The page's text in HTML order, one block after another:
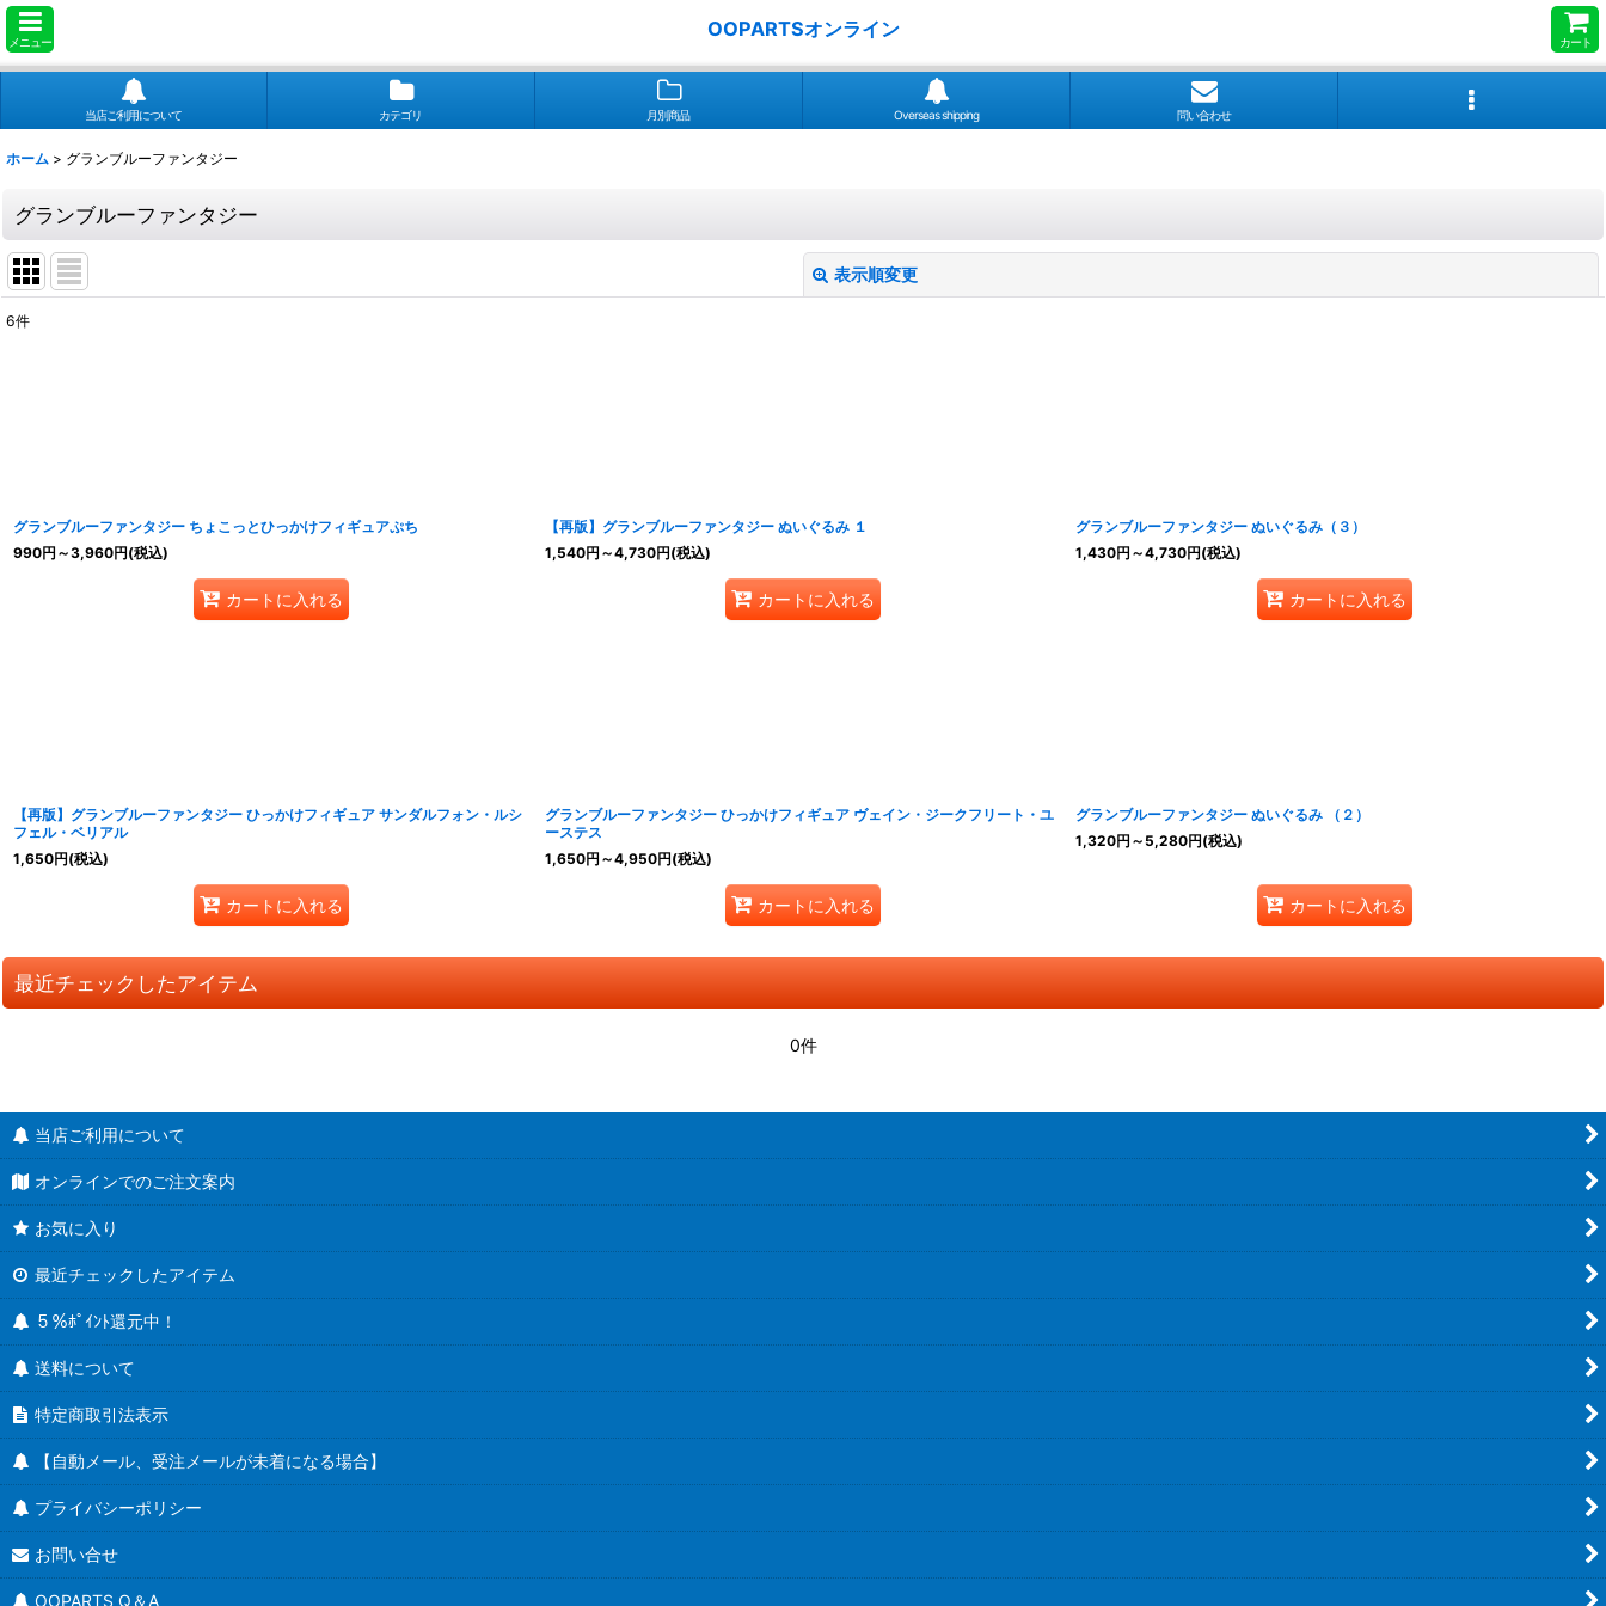
メニュー
OOPARTSオンライン
カート
当店ご利用について カテゴリ 月別商品 Overseas shipping 問い合わせ
ホーム > グランブルーファンタジー
グランブルーファンタジー
表示順変更
6件
グランブルーファンタジー ちょこっとひっかけフィギュアぷち
990円 ～3,960円(税込)
カートに入れる
【再版】グランブルーファンタジー ぬいぐるみ １
1,540円 ～4,730円(税込)
カートに入れる
グランブルーファンタジー ぬいぐるみ（３）
1,430円 ～4,730円(税込)
カートに入れる
【再版】グランブルーファンタジー ひっかけフィギュア サンダルフォン・ルシ
フェル・ベリアル
1,650円(税込)
カートに入れる
グランブルーファンタジー ひっかけフィギュア ヴェイン・ジークフリート・ユ
ーステス
1,650円 ～4,950円(税込)
カートに入れる
グランブルーファンタジー ぬいぐるみ （２）
1,320円 ～5,280円(税込)
カートに入れる
最近チェックしたアイテム
0件
当店ご利用について
オンラインでのご注文案内
お気に入り
最近チェックしたアイテム
５％ﾎﾟｲﾝﾄ還元中！
送料について
特定商取引法表示
【自動メール、受注メールが未着になる場合】
プライバシーポリシー
お問い合せ
OOPARTS Q＆A